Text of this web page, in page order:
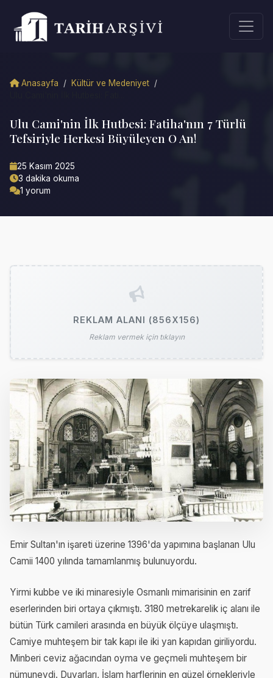
Anasayfa / Kültür ve Medeniyet /
Ulu Cami'nin İlk Hutbesi: Fatiha'nın 7 Türlü
Tefsiriyle Herkesi Büyüleyen O An!
25 Kasım 2025
3 dakika okuma
1 yorum
REKLAM ALANI (856X156)
Reklam vermek için tıklayın
Emir Sultan'ın işareti üzerine 1396'da yapımına başlanan Ulu
Camii 1400 yılında tamamlanmış bulunuyordu.
Yirmi kubbe ve iki minaresiyle Osmanlı mimarisinin en zarif
eserlerinden biri ortaya çıkmıştı. 3180 metrekarelik iç alanı ile
bütün Türk camileri arasında en büyük ölçüye ulaşmıştı.
Camiye muhteşem bir tak kapı ile iki yan kapıdan giriliyordu.
Minberi ceviz ağacından oyma ve geçmeli muhteşem bir
nümuneydi. Duvarları, İslam harflerinin en güzel örnekleriyle